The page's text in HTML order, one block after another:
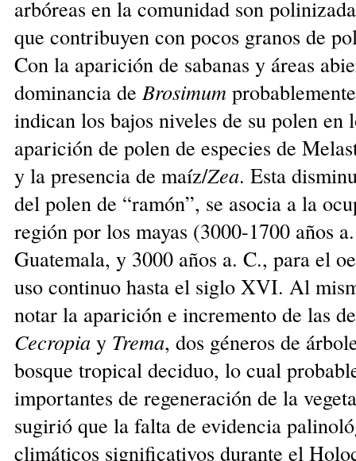
arbóreas en la comunidad son
que contribuyen con pocos granos de
Con la aparición de sabanas y áreas
dominancia de Brosimum
indican los bajos niveles de su polen en
aparición de polen de especies de
y la presencia de maíz/Zea. Esta
del polen de “ramón”, se asocia a la
región por los mayas (3000-1700 años
Guatemala, y 3000 años a. C., para el
uso continuo hasta el siglo XVI. Al
notar la aparición e incremento de las
Cecropia y Trema, dos géneros de
bosque tropical deciduo, lo cual
importantes de regeneración de la
sugirió que la falta de evidencia
climáticos significativos durante el